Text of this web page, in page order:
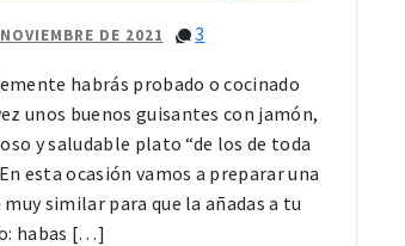
DE 2021 3
habrás probado o cocinado
unos buenos guisantes con jamón,
y saludable plato “de los de toda
esta ocasión vamos a preparar una
similar para que la añadas a tu
habas […]